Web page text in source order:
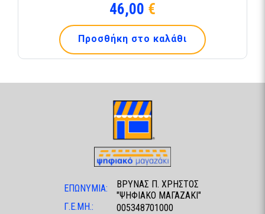
46,00 €
Προσθήκη στο καλάθι
ΕΠΩΝΥΜΙΑ:
ΒΡΥΝΑΣ Π. ΧΡΗΣΤΟΣ
"ΨΗΦΙΑΚΟ ΜΑΓΑΖΑΚΙ"
Γ.Ε.ΜΗ.:
005348701000